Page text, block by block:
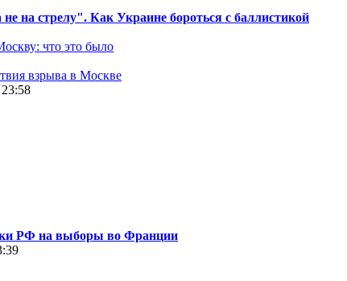
на стрелу". Как Украине бороться с баллистикой
что это было
взрыва в Москве
РФ на выборы во Франции